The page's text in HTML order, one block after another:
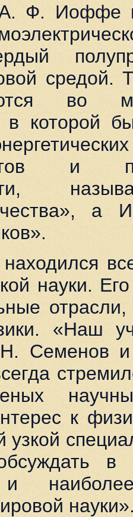
Ф. Иоффе
средой.
во
которой
и
науки.
«Наш
Семенов
к
узкой
в
и